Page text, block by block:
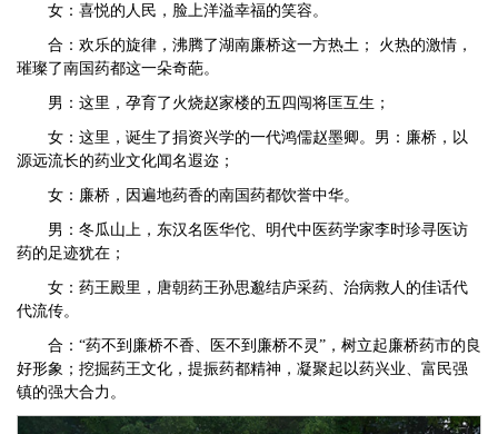
女：喜悦的人民，脸上洋溢幸福的笑容。
合：欢乐的旋律，沸腾了湖南廉桥这一方热土； 火热的激情，
璀璨了南国药都这一朵奇葩。
男：这里，孕育了火烧赵家楼的五四闯将匡互生；
女：这里，诞生了捐资兴学的一代鸿儒赵墨卿。男：廉桥，以
源远流长的药业文化闻名遐迩；
女：廉桥，因遍地药香的南国药都饮誉中华。
男：冬瓜山上，东汉名医华佗、明代中医药学家李时珍寻医访
药的足迹犹在；
女：药王殿里，唐朝药王孙思邈结庐采药、治病救人的佳话代
代流传。
合：“药不到廉桥不香、医不到廉桥不灵”，树立起廉桥药市的良
好形象；挖掘药王文化，提振药都精神，凝聚起以药兴业、富民强
镇的强大合力。